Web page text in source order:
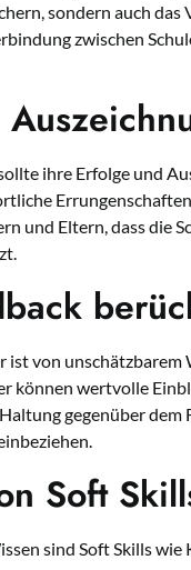
sondern auch
zwischen
ihre Erfolge und
und Eltern, dass die
ist von
können wertvolle
gegenüber dem
Soft
sind Soft Skills